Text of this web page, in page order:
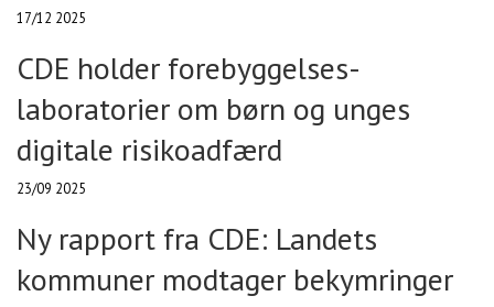
17/12 2025
CDE holder forebyggelses-
laboratorier om børn og unges
digitale risikoadfærd
23/09 2025
Ny rapport fra CDE: Landets
kommuner modtager bekymringer